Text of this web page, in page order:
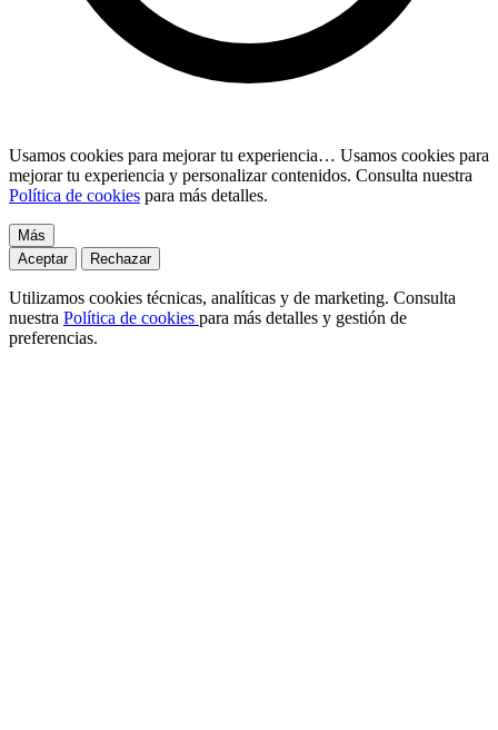
Usamos cookies para mejorar tu experiencia… Usamos cookies para
mejorar tu experiencia y personalizar contenidos. Consulta nuestra
Política de cookies para más detalles.
Más
Aceptar
Rechazar
Utilizamos cookies técnicas, analíticas y de marketing. Consulta
nuestra Política de cookies para más detalles y gestión de
preferencias.